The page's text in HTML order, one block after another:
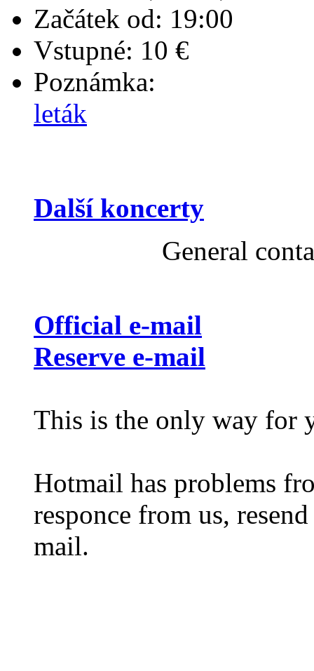
Začátek od: 19:00
Vstupné: 10 €
Poznámka:
leták
Další koncerty
General
Official e-mail
Reserve e-mail
This is the only way for
Hotmail has problems
responce from us,
mail.